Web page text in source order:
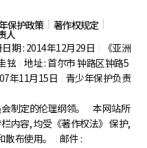
保护政策 著作权规定
人
期 : 2014年12月29日
《亚洲
铉 地址 : 首尔市钟路区钟路5
年11月15日
青少年保护负责
制定的伦理纲领。
本网站所
内容, 均受《著作权法》 保护,
布使用。
邮件 :